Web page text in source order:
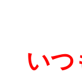
いつ